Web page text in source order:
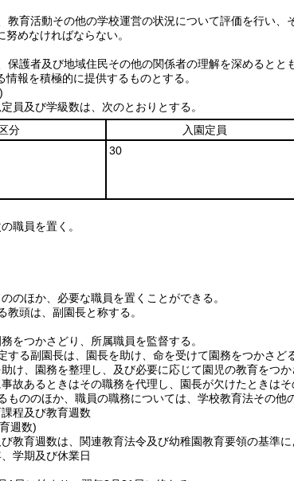
教育活動その他の学校運営の状況について評価を行い
めなければならない。
保護者及び地域住民その他の関係者の理解を深めると
情報を積極的に提供するものとする。
員及び学級数は、次のとおりとする。
区分
入園定員
30
職員を置く。
のほか、必要な職員を置くことができる。
教頭は、副園長と称する。
をつかさどり、所属職員を監督する。
する副園長は、園長を助け、命を受けて園務をつかさどる
け、園務を整理し、及び必要に応じて園児の教育をつか
故あるときはその職務を代理し、園長が欠けたときはそ
もののほか、職員の職務については、学校教育法その他
程及び教育週数
週数)
教育週数は、関連教育法令及び幼稚園教育要領の基準に
学期及び休業日